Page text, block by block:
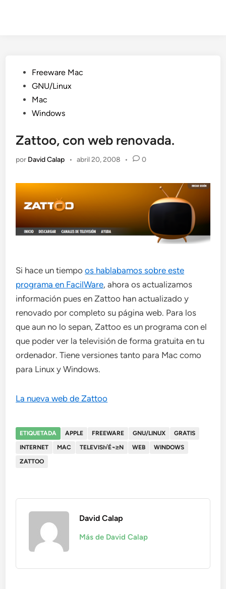
Publicado
en
Freeware Mac
GNU/Linux
Mac
Windows
Zattoo, con web renovada.
por David Calap • abril 20, 2008 • 0
Si hace un tiempoos hablabamos sobre este
programa en FacilWare, ahora os actualizamos
información pues en Zattoo han actualizado y
renovado por completo su página web. Para los
que aun no lo sepan, Zattoo es un programa con el
que poder ver la televisión de forma gratuita en tu
ordenador. Tiene versiones tanto para Mac como
para Linux y Windows.
La nueva web de Zattoo
ETIQUETADA APPLE FREEWARE GNU/LINUX
GRATIS
INTERNET
MAC TELEVISI√É¬≥N WEB
WINDOWS
ZATTOO
David Calap
Más de David Calap